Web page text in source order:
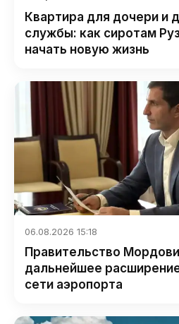
Квартира для дочери и
службы: как сиротам
начать новую жизнь
06.08.2026 15:18
Правительство
дальнейшее
сети аэропорта